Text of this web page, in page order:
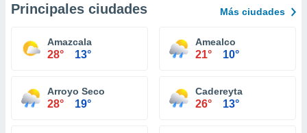
Principales ciudades Más ciudades
Amazcala
28° 13°
Amealco
21° 10°
Arroyo Seco
28° 19°
Cadereyta
26° 13°